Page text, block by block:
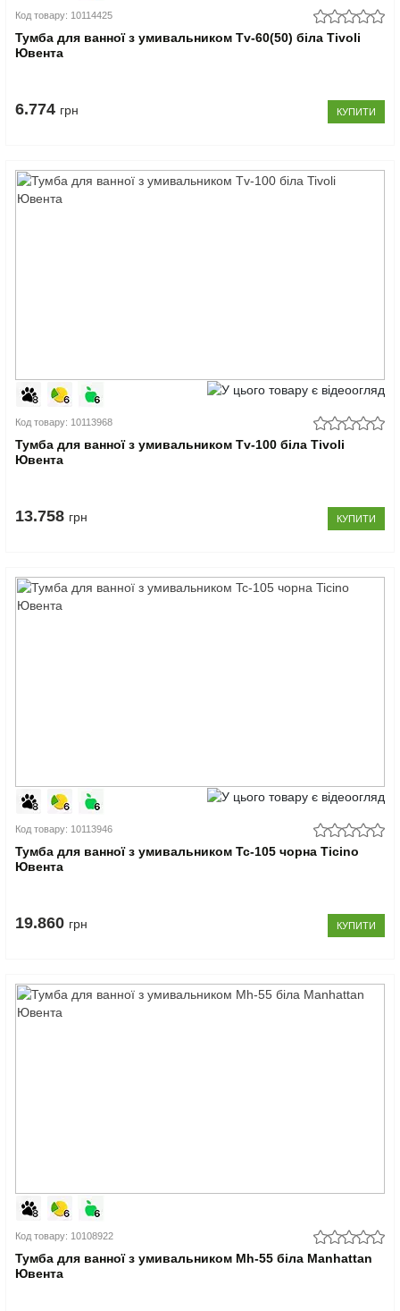
Код товару: 10114425
Тумба для ванної з умивальником Tv-60(50) біла Tivoli
Ювента
6.774 грн КУПИТИ
Код товару: 10113968
Тумба для ванної з умивальником Tv-100 біла Tivoli
Ювента
13.758 грн КУПИТИ
Код товару: 10113946
Тумба для ванної з умивальником Tc-105 чорна Ticino
Ювента
19.860 грн КУПИТИ
Код товару: 10108922
Тумба для ванної з умивальником Mh-55 біла Manhattan
Ювента